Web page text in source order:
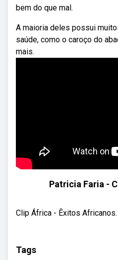
bem do que mal.
A maioria deles possui
saúde, como o caroço do
mais.
Patricia Faria -
Clip África - Êxitos Africanos.
Tags